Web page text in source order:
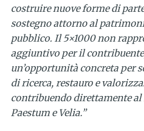
costruire nuove forme di
sostegno attorno al
pubblico. Il 5×1000 non
aggiuntivo per il
un’opportunità concreta per
di ricerca, restauro e
contribuendo direttamente
Paestum e Velia.”